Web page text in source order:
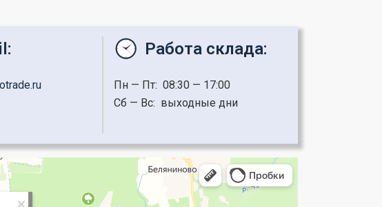
Работа склада:
Пн — Пт: 08:30 — 17:00
Сб — Вс: выходные дни